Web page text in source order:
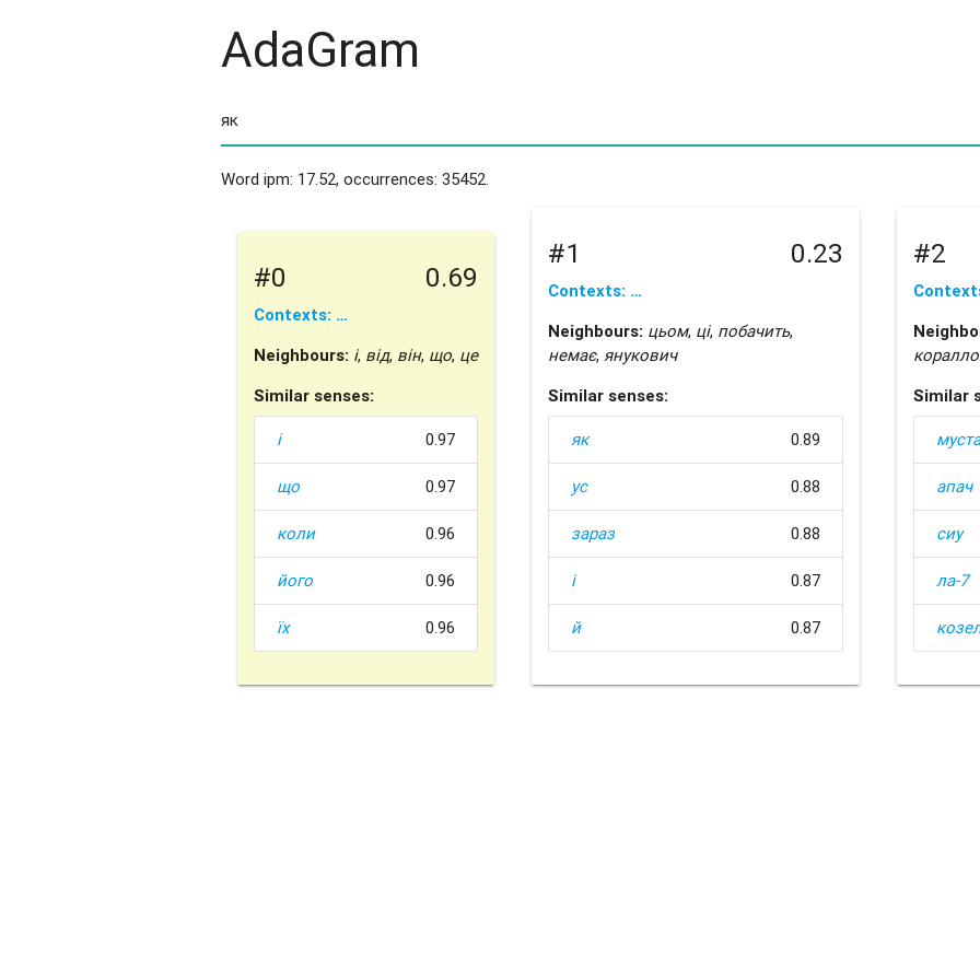
AdaGram
Word ipm: 17.52, occurrences: 35452.
#0 0.69
Contexts: …
Neighbours: і, від, він, що, це
Similar senses:
і 0.97
що 0.97
коли 0.96
його 0.96
їх 0.96
#1 0.23
Contexts: …
Neighbours: цьом, ці, побачить,
немає, янукович
Similar senses:
як 0.89
ус 0.88
зараз 0.88
і 0.87
й 0.87
#2
Similar
апач
сиу
ла-7